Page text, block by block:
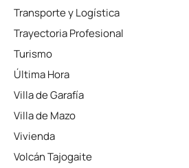
Transporte y Logística
Trayectoria Profesional
Turismo
Última Hora
Villa de Garafía
Villa de Mazo
Vivienda
Volcán Tajogaite